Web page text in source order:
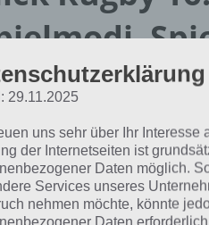
Rugby
euch die
natürlich
29.11.2025
uns sehr über Ihr Interesse
der Internetseiten ist
Daten möglich.
Services unseres
nehmen möchte, könnte
Daten